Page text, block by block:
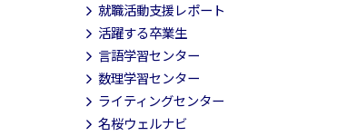
就職活動支援レポート
活躍する卒業生
言語学習センター
数理学習センター
ライティングセンター
名桜ウェルナビ